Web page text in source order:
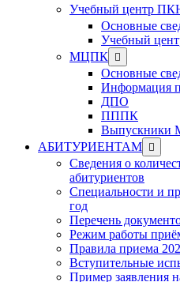
Учебный центр
Основные
Учебный
МЦПК Show
sub
menu
Основные
Информация
ДПО
ПППК
АБИТУРИЕНТАМ Show
sub
menu
Сведения о
абитуриентов
Специальности и
год
Перечень
Режим работы
Правила приема
Вступительные
Пример заявления